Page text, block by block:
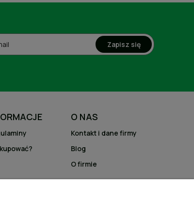
Zapisz się
O NAS
Kontakt i dane firmy
Blog
O firmie